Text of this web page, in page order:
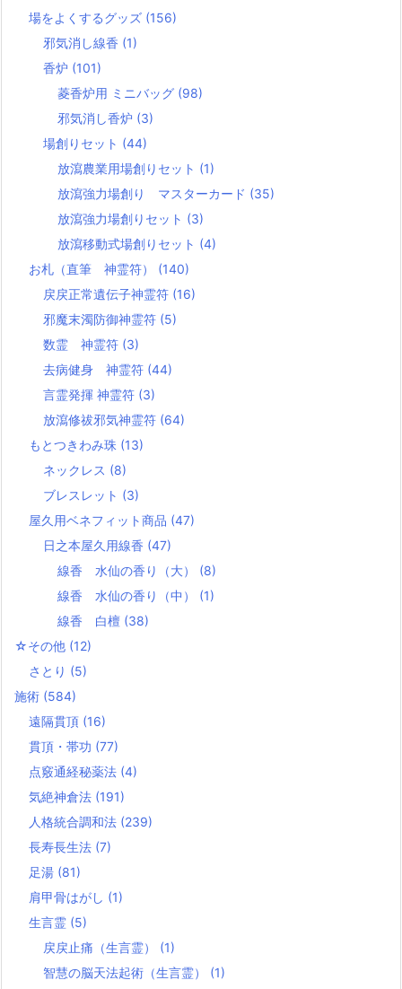
場をよくするグッズ (156)
邪気消し線香 (1)
香炉 (101)
菱香炉用 ミニバッグ (98)
邪気消し香炉 (3)
場創りセット (44)
放瀉農業用場創りセット (1)
放瀉強力場創り マスターカード (35)
放瀉強力場創りセット (3)
放瀉移動式場創りセット (4)
お札（直筆 神霊符） (140)
戻戻正常遺伝子神霊符 (16)
邪魔末濁防御神霊符 (5)
数霊 神霊符 (3)
去病健身 神霊符 (44)
言霊発揮 神霊符 (3)
放瀉修祓邪気神霊符 (64)
もとつきわみ珠 (13)
ネックレス (8)
ブレスレット (3)
屋久用ベネフィット商品 (47)
日之本屋久用線香 (47)
線香 水仙の香り（大） (8)
線香 水仙の香り（中） (1)
線香 白檀 (38)
☆その他 (12)
さとり (5)
施術 (584)
遠隔貫頂 (16)
貫頂・帯功 (77)
点竅通経秘薬法 (4)
気絶神倉法 (191)
人格統合調和法 (239)
長寿長生法 (7)
足湯 (81)
肩甲骨はがし (1)
生言霊 (5)
戻戻止痛（生言霊） (1)
智慧の脳天法起術（生言霊） (1)